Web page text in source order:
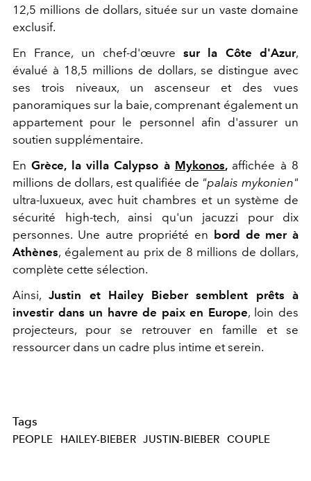
12,5 millions de dollars, située sur un vaste domaine
exclusif.
En France, un chef-d'œuvresur la Côte d'Azur,
évalué à 18,5 millions de dollars, se distingue avec
ses trois niveaux, un ascenseur et des vues
panoramiques sur la baie, comprenant également un
appartement pour le personnel afin d'assurer un
soutien supplémentaire.
EnGrèce, la villa Calypso à Mykonos, affichée à 8
millions de dollars, est qualifiée de "palais mykonien"
ultra-luxueux, avec huit chambres et un système de
sécurité high-tech, ainsi qu'un jacuzzi pour dix
personnes. Une autre propriété en bord de mer à
Athènes, également au prix de 8 millions de dollars,
complète cette sélection.
Ainsi,Justin et Hailey Bieber semblent prêts à
investir dans un havre de paix en Europe, loin des
projecteurs, pour se retrouver en famille et se
ressourcer dans un cadre plus intime et serein.
Tags
PEOPLE HAILEY-BIEBER JUSTIN-BIEBER COUPLE